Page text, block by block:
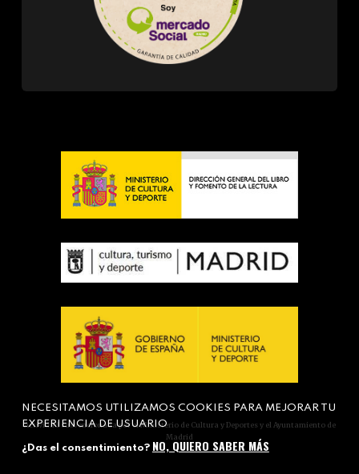
Actividad subvencionada por el Ministerio de Cultura y Deportes y el Ayuntamiento de
Madrid
NECESITAMOS UTILIZAMOS COOKIES PARA MEJORAR TU
EXPERIENCIA DE USUARIO
¿Das el consentimiento? NO, QUIERO SABER MÁS